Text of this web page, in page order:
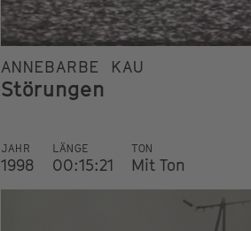
ANNEBARBE KAU
Störungen
JAHR
1998
LÄNGE
00:15:21
TON
Mit Ton